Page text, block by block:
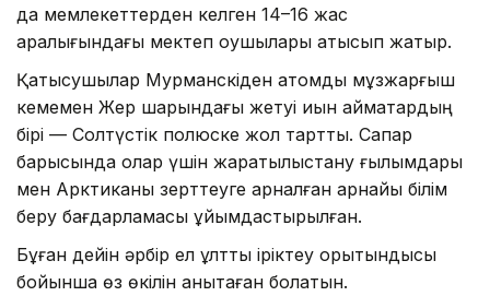
да мемлекеттерден келген 14–16 жас
аралығындағы мектеп оқушылары қатысып жатыр.
Қатысушылар Мурманскіден атомдық мұзжарғыш
кемемен Жер шарындағы жетуі қиын аймақтардың
бірі — Солтүстік полюске жол тартты. Сапар
барысында олар үшін жаратылыстану ғылымдары
мен Арктиканы зерттеуге арналған арнайы білім
беру бағдарламасы ұйымдастырылған.
Бұған дейін әрбір ел ұлттық іріктеу қорытындысы
бойынша өз өкілін анықтаған болатын.